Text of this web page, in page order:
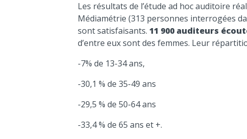
Les résultats de l’étude ad hoc auditoire
Médiamétrie (313 personnes interrogées
sont satisfaisants. 11 900 auditeurs
d’entre eux sont des femmes. Leur
-7% de 13-34 ans,
-30,1 % de 35-49 ans
-29,5 % de 50-64 ans
-33,4 % de 65 ans et +.